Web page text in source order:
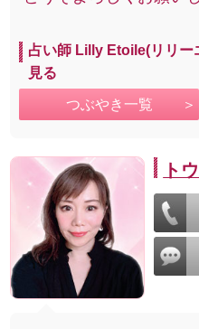
占い師 Lilly Etoile(リリー
見る
つぶやき一覧
ト